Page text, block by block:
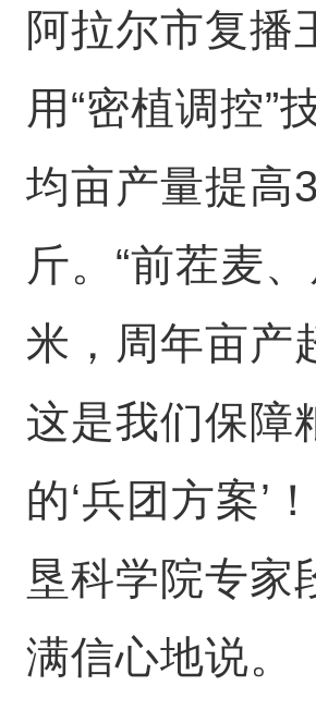
阿拉尔市复播
用“密植调控”
均亩产量提高
斤。“前茬麦
米，周年亩产
这是我们保障
的‘兵团方案’
垦科学院专家
满信心地说。